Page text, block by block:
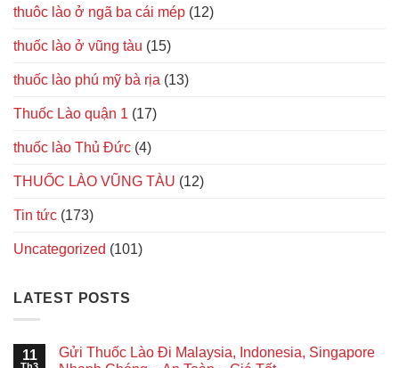
thuôc lào ở ngã ba cái mép (12)
thuốc lào ở vũng tàu (15)
thuốc lào phú mỹ bà rịa (13)
Thuốc Lào quận 1 (17)
thuốc lào Thủ Đức (4)
THUỐC LÀO VŨNG TÀU (12)
Tin tức (173)
Uncategorized (101)
LATEST POSTS
11
Gửi Thuốc Lào Đi Malaysia, Indonesia, Singapore